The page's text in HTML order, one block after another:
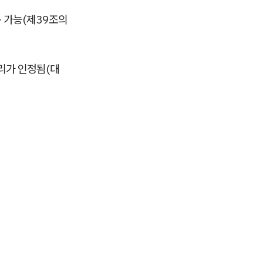
가능(제39조의
가 인정됨(대